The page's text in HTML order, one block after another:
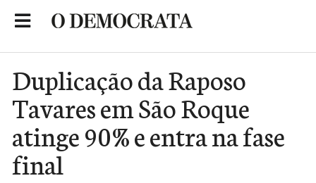
Duplicação da Raposo
Tavares em São Roque
atinge 90% e entra na fase
final